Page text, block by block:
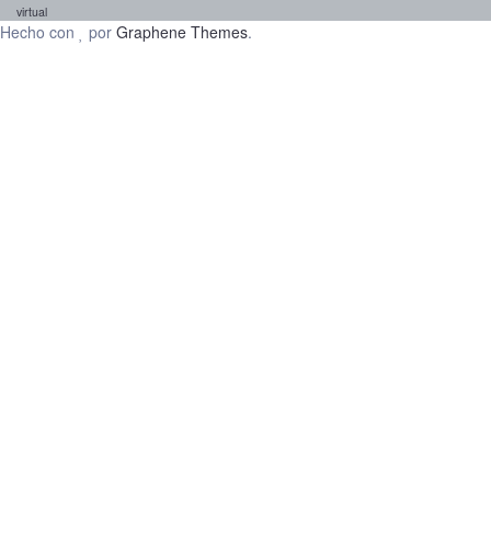
virtual
Hecho con por Graphene Themes.